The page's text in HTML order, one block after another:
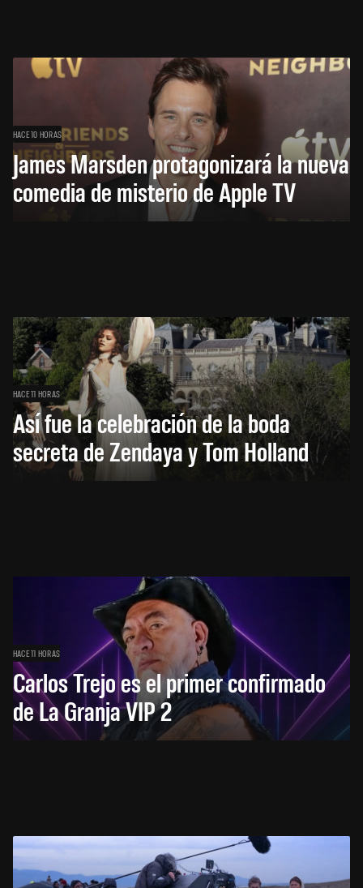
HACE 10 HORAS
James Marsden protagonizará la nueva
comedia de misterio de Apple TV
HACE 11 HORAS
Así fue la celebración de la boda
secreta de Zendaya y Tom Holland
HACE 11 HORAS
Carlos Trejo es el primer confirmado
de La Granja VIP 2